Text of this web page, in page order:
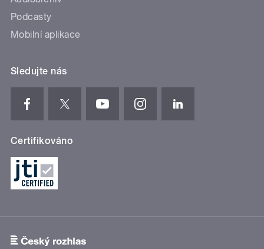
Podcasty
Mobilní aplikace
Sledujte nás
Certifikováno